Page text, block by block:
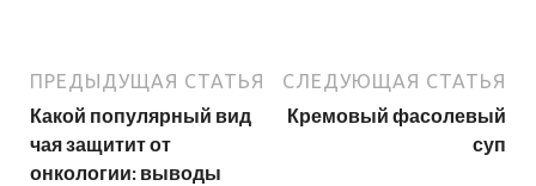
ПРЕДЫДУЩАЯ СТАТЬЯ
Какой популярный вид
чая защитит от
онкологии: выводы
СЛЕДУЮЩАЯ СТАТЬЯ
Кремовый фасолевый
суп